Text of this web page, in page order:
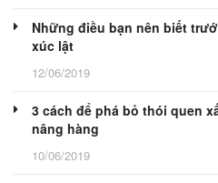
Những điều bạn nên biết
xúc lật
12/06/2019
3 cách để phá bỏ thói quen
nâng hàng
10/06/2019